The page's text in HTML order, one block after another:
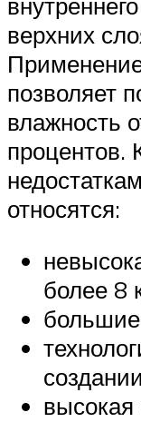
верхних
позволяет
влажность
процентов.
относятся:
более 8
большие
высокая